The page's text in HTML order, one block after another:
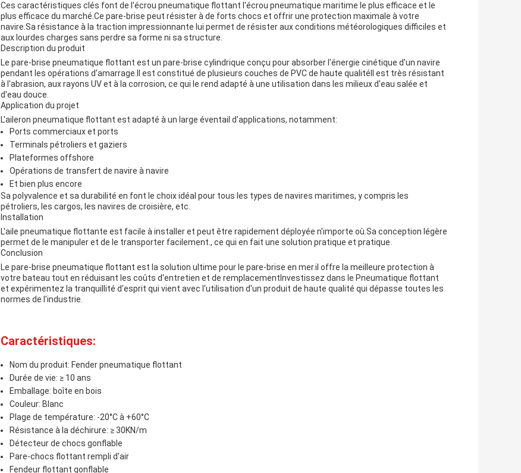
Ces caractéristiques clés font de l'écrou pneumatique flottant l'écrou pneumatique maritime le plus efficace et le
plus efficace du marché.Ce pare-brise peut résister à de forts chocs et offrir une protection maximale à votre
navire.Sa résistance à la traction impressionnante lui permet de résister aux conditions météorologiques difficiles et
aux lourdes charges sans perdre sa forme ni sa structure.
Description du produit
Le pare-brise pneumatique flottant est un pare-brise cylindrique conçu pour absorber l'énergie cinétique d'un navire
pendant les opérations d'amarrage.Il est constitué de plusieurs couches de PVC de haute qualitéIl est très résistant
à l'abrasion, aux rayons UV et à la corrosion, ce qui le rend adapté à une utilisation dans les milieux d'eau salée et
d'eau douce.
Application du projet
L'aileron pneumatique flottant est adapté à un large éventail d'applications, notamment:
Ports commerciaux et ports
Terminals pétroliers et gaziers
Plateformes offshore
Opérations de transfert de navire à navire
Et bien plus encore
Sa polyvalence et sa durabilité en font le choix idéal pour tous les types de navires maritimes, y compris les
pétroliers, les cargos, les navires de croisière, etc.
Installation
L'aile pneumatique flottante est facile à installer et peut être rapidement déployée n'importe où.Sa conception légère
permet de le manipuler et de le transporter facilement., ce qui en fait une solution pratique et pratique.
Conclusion
Le pare-brise pneumatique flottant est la solution ultime pour le pare-brise en mer.il offre la meilleure protection à
votre bateau tout en réduisant les coûts d'entretien et de remplacementInvestissez dans le Pneumatique flottant
et expérimentez la tranquillité d'esprit qui vient avec l'utilisation d'un produit de haute qualité qui dépasse toutes les
normes de l'industrie.
Caractéristiques:
Nom du produit: Fender pneumatique flottant
Durée de vie: ≥ 10 ans
Emballage: boîte en bois
Couleur: Blanc
Plage de température: -20°C à +60°C
Résistance à la déchirure: ≥ 30KN/m
Détecteur de chocs gonflable
Pare-chocs flottant rempli d'air
Fendeur flottant gonflable